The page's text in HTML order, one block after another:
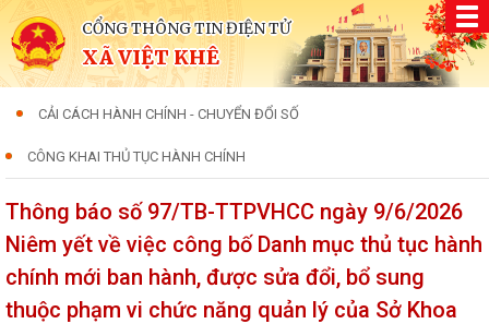
CỔNG THÔNG TIN ĐIỆN TỬ
XÃ VIỆT KHÊ
CẢI CÁCH HÀNH CHÍNH - CHUYỂN ĐỔI SỐ
CÔNG KHAI THỦ TỤC HÀNH CHÍNH
Thông báo số 97/TB-TTPVHCC ngày 9/6/2026
Niêm yết về việc công bố Danh mục thủ tục hành
chính mới ban hành, được sửa đổi, bổ sung
thuộc phạm vi chức năng quản lý của Sở Khoa